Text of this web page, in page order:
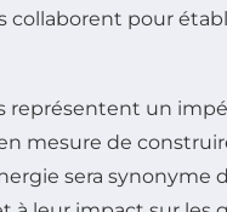
pour
représentent un
mesure de
sera